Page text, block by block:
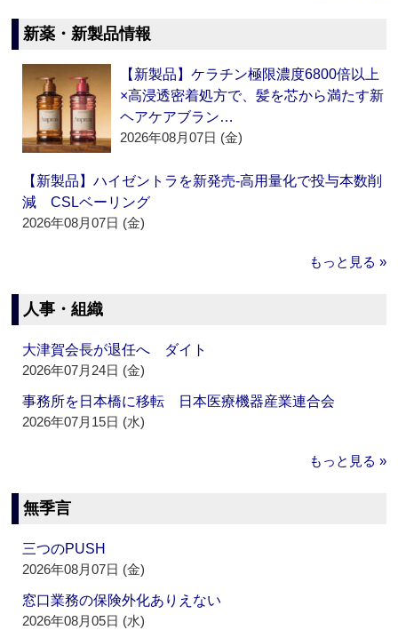
新薬・新製品情報
【新製品】ケラチン極限濃度6800倍以上
×高浸透密着処方で、髪を芯から満たす新
ヘアケアブラン…
2026年08月07日 (金)
【新製品】ハイゼントラを新発売‐高用量化で投与本数削
減 CSLベーリング
2026年08月07日 (金)
もっと見る »
人事・組織
大津賀会長が退任へ ダイト
2026年07月24日 (金)
事務所を日本橋に移転 日本医療機器産業連合会
2026年07月15日 (水)
もっと見る »
無季言
三つのPUSH
2026年08月07日 (金)
窓口業務の保険外化ありえない
2026年08月05日 (水)